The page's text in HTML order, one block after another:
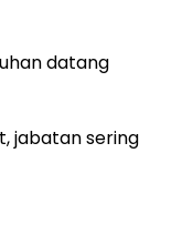
datang
jabatan sering